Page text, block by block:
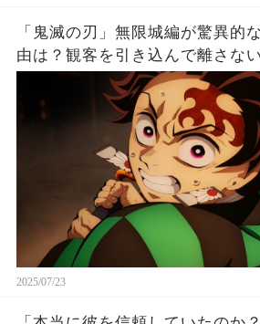
「鬼滅の刃」無限城編が驚異的
由は？観客を引き込んで離さな
2025/07/23